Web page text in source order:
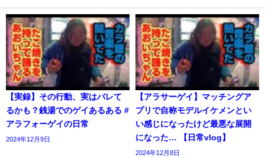
【実録】その行動、実はバレて
るかも？銭湯でのゲイあるある #
アラフォーゲイの日常
2024年12月9日
【アラサーゲイ】マッチングア
プリで自称モデルイケメンとい
い感じになったけど最悪な展開
になった… 【日常vlog】
2024年12月8日